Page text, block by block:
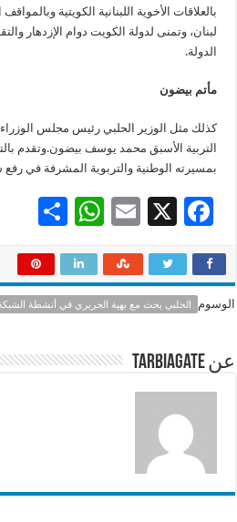
بالعلاقات الأخوية اللبنانية الكويتية
لبنان، وتمنى لدولة الكويت دوام الإزدهار
الدولة.
مأتم بيضون
كذلك مثل الوزير الحلبي رئيس مجلس
التربية الأسبق محمد يوسف بيضون.وتقدم
بمسيرته الوطنية والتربوية المشرفة في رفع
F
e
b
o
k
X
E
ai
l
W
at
sA
p
ar
e
الوسوم الحلبي بحث مع بهية الحريري في أنشطة
عن tarbiagate